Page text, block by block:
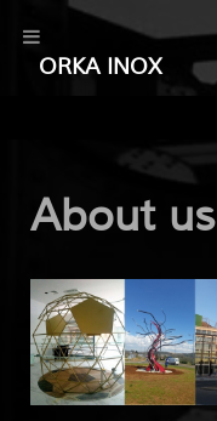
ORKA INOX
About us